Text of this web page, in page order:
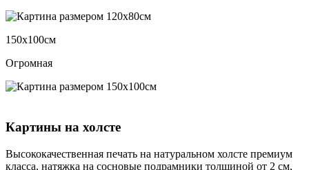
150х100см
Огромная
Картины на холсте
Высококачественная печать на натуральном холсте премиум
класса, натяжка на сосновые подрамники толщиной от 2 см,